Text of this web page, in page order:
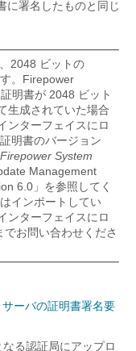
に署名したものと同じ
2048 ビットの
。 Firepower
明書が 2048 ビット
生成されていた場合
ンターフェイスにロ
明書のバージョン
Firepower System
Management
6.0」を参照してく
インポートしてい
ンターフェイスにロ
お問い合わせくださ
サーバの証明書署名要
る認証局にアップロ